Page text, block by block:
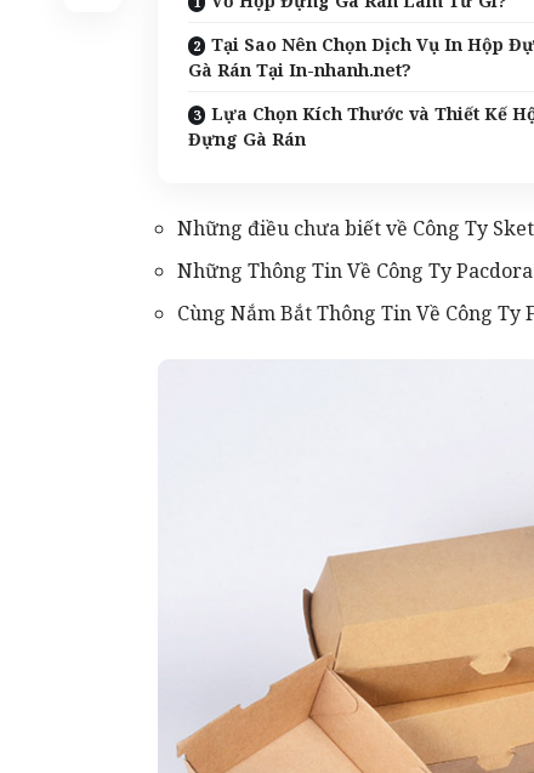
Tại Sao Nên Chọn Dịch Vụ In Hộp
Gà Rán Tại In-nhanh.net?
Lựa Chọn Kích Thước và Thiết Kế
Đựng Gà Rán
Những điều chưa biết về Công Ty
Những Thông Tin Về Công Ty Pacdora
Cùng Nắm Bắt Thông Tin Về Công Ty